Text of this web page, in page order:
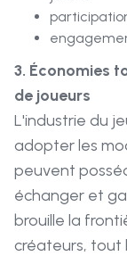
3. Économies
de joueurs
L'industrie du
adopter les
peuvent
échanger et
brouille la
créateurs, tout